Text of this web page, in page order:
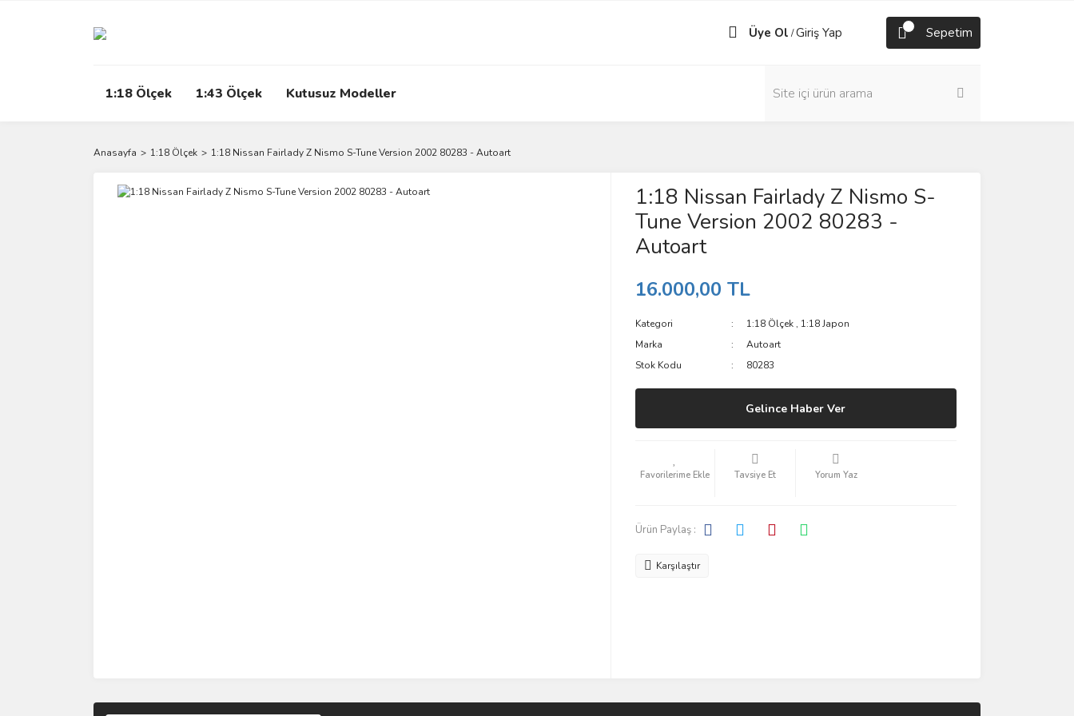
Üye Ol /Giriş Yap Sepetim
1:18 Ölçek 1:43 Ölçek Kutusuz Modeller
Anasayfa 1:18 Ölçek 1:18 Nissan Fairlady Z Nismo S-Tune Version 2002 80283 - Autoart
1:18 Nissan Fairlady Z Nismo S-
Tune Version 2002 80283 -
Autoart
16.000,00 TL
Kategori 1:18 Ölçek , 1:18 Japon
Marka
Autoart
Stok Kodu
80283
Gelince Haber Ver
Tavsiye Et Yorum Yaz
Ürün Paylaş :
Karşılaştır